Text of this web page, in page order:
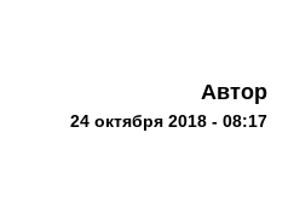
Автор
24 октября 2018 - 08:17